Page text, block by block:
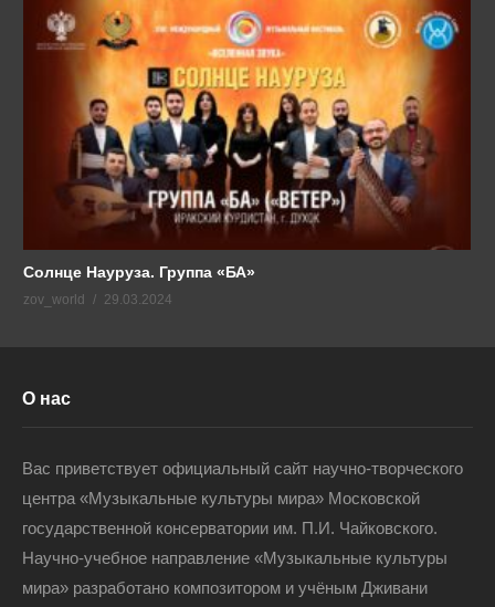
Солнце Науруза. Группа «БА»
zov_world 29.03.2024
О нас
Вас приветствует официальный сайт научно-творческого
центра «Музыкальные культуры мира» Московской
государственной консерватории им. П.И. Чайковского.
Научно-учебное направление «Музыкальные культуры
мира» разработано композитором и учёным Дживани